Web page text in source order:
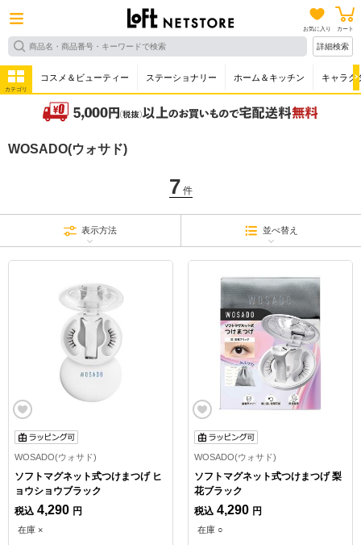
お気に入り カート
詳細検索
カテゴリ
コスメ＆ビューティー ステーショナリー ホーム＆キッチン キャラク
WOSADO(ウォサド)
7 件
表示方法 並べ替え
WOSADO(ウォサド)
ソフトマグネット式つけまつげ ヒ
ョウショウブラック
税込 4,290 円
在庫 ×
WOSADO(ウォサド)
ソフトマグネット式つけまつげ 梨
花ブラック
税込 4,290 円
在庫 ○